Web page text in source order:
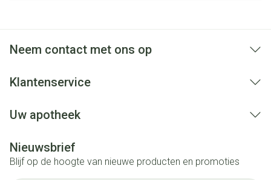
Neem contact met ons op
Klantenservice
Uw apotheek
Nieuwsbrief
Blijf op de hoogte van nieuwe producten en promoties